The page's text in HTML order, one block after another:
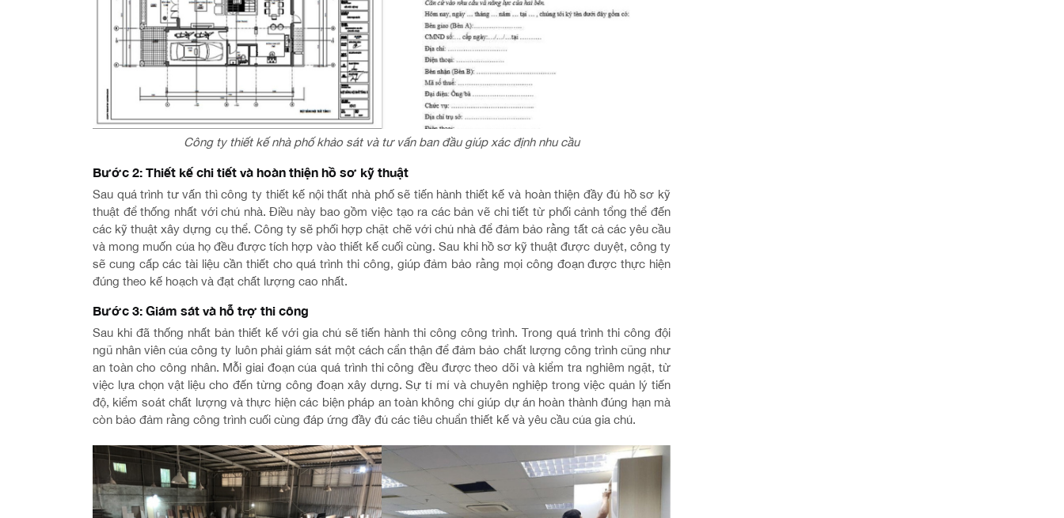
Công ty thiết kế nhà phố khảo sát và tư vấn ban đầu giúp xác định nhu cầu
Bước 2: Thiết kế chi tiết và hoàn thiện hồ sơ kỹ thuật
Sau quá trình tư vấn thì công ty thiết kế nội thất nhà phố sẽ tiến hành thiết kế và hoàn thiện đầy đủ hồ sơ kỹ
thuật để thống nhất với chủ nhà. Điều này bao gồm việc tạo ra các bản vẽ chi tiết từ phối cảnh tổng thể đến
các kỹ thuật xây dựng cụ thể. Công ty sẽ phối hợp chặt chẽ với chủ nhà để đảm bảo rằng tất cả các yêu cầu
và mong muốn của họ đều được tích hợp vào thiết kế cuối cùng. Sau khi hồ sơ kỹ thuật được duyệt, công ty
sẽ cung cấp các tài liệu cần thiết cho quá trình thi công, giúp đảm bảo rằng mọi công đoạn được thực hiện
đúng theo kế hoạch và đạt chất lượng cao nhất.
Bước 3: Giám sát và hỗ trợ thi công
Sau khi đã thống nhất bản thiết kế với gia chủ sẽ tiến hành thi công công trình. Trong quá trình thi công đội
ngũ nhân viên của công ty luôn phải giám sát một cách cẩn thận để đảm bảo chất lượng công trình cũng như
an toàn cho công nhân. Mỗi giai đoạn của quá trình thi công đều được theo dõi và kiểm tra nghiêm ngặt, từ
việc lựa chọn vật liệu cho đến từng công đoạn xây dựng. Sự tỉ mỉ và chuyên nghiệp trong việc quản lý tiến
độ, kiểm soát chất lượng và thực hiện các biện pháp an toàn không chỉ giúp dự án hoàn thành đúng hạn mà
còn bảo đảm rằng công trình cuối cùng đáp ứng đầy đủ các tiêu chuẩn thiết kế và yêu cầu của gia chủ.